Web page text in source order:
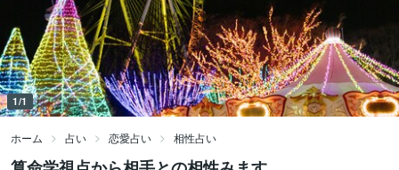
1/1
ホーム 占い 恋愛占い 相性占い